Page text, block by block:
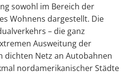
sowohl im Bereich der
Wohnens dargestellt. Die
– die ganz
Ausweitung der
dichten Netz an Autobahnen
nordamerikanischer Städte